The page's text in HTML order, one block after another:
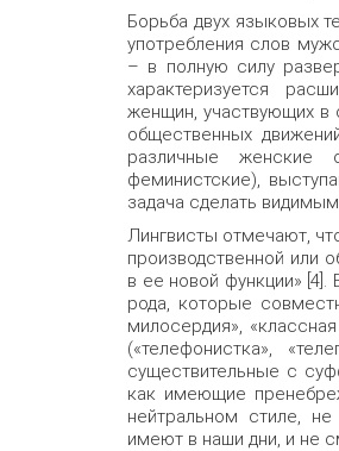
Борьба двух языковых
употребления слов
– в полную силу
характеризуется
женщин, участвующих в
общественных
различные женские
феминистские),
задача сделать
Лингвисты отмечают,
производственной или
в ее новой функции»
рода, которые
милосердия»,
(«телефонистка»,
существительные с
как имеющие
нейтральном стиле,
имеют в наши дни, и не